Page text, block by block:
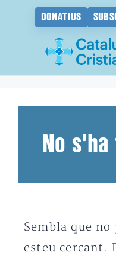
DONATIUS
No
Sembla que
esteu cercant.